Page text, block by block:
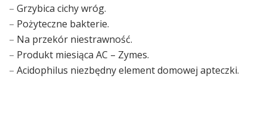
– Grzybica cichy wróg.
– Pożyteczne bakterie.
– Na przekór niestrawność.
– Produkt miesiąca AC – Zymes.
– Acidophilus niezbędny element domowej apteczki.